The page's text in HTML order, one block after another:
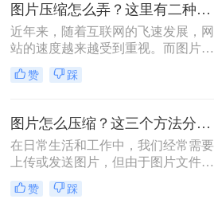
以下。
图片压缩怎么弄？这里有二种简单方法！
近年来，随着互联网的飞速发展，网
站的速度越来越受到重视。而图片作
为网站中不可或缺的一部分，经常是
网站加载速度变慢的主要原因之一。
为了每个网站主人必须面对的问题。
本文将为你介绍一些图片压缩怎么弄
方法，帮助你让你的网站速度飞快。
赞 踩
图片怎么压缩？这三个方法分享给大家！
在日常生活和工作中，我们经常需要
上传或发送图片，但由于图片文件较
大，可能会占用较多的存储空间和网
络带宽。这时，我们就需要对图片进
赞 踩